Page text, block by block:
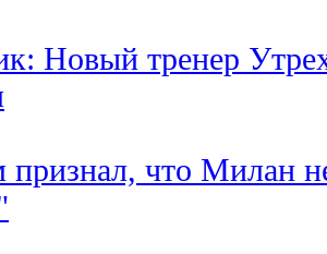
Новый тренер
что Милан